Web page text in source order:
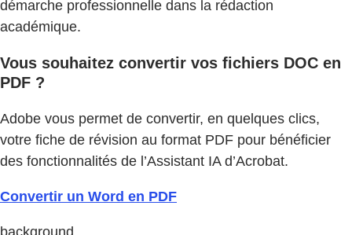
démarche professionnelle dans la rédaction
académique.
Vous souhaitez convertir vos fichiers DOC en
PDF ?
Adobe vous permet de convertir, en quelques clics,
votre fiche de révision au format PDF pour bénéficier
des fonctionnalités de l’Assistant IA d’Acrobat.
Convertir un Word en PDF